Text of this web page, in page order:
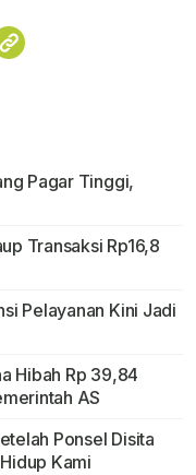
Pagar Tinggi,
Transaksi Rp16,8
Pelayanan Kini Jadi
Hibah Rp 39,84
AS
Ponsel Disita
Kami